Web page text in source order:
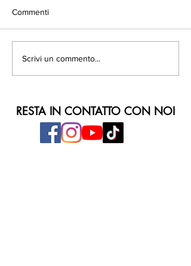
Commenti
Scrivi un commento...
RESTA IN CONTATTO CON NOI